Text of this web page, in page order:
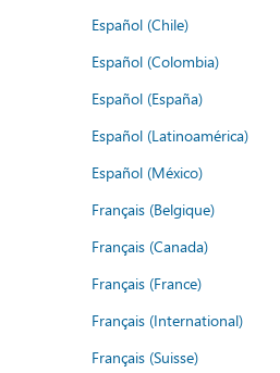
Español (Chile)
Español (Colombia)
Español (España)
Español (Latinoamérica)
Español (México)
Français (Belgique)
Français (Canada)
Français (France)
Français (International)
Français (Suisse)